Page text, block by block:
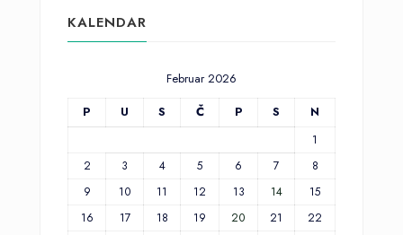
KALENDAR
Februar 2026
P
U S Č P S N
1
2
3 4 5 6 7
8
9
10 11 12 13 14
15
16
17 18 19 20 21
22